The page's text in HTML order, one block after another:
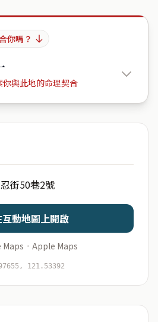
你嗎？
與此地的命理契合
大佳園
出生時辰
用於即時分析，不會儲存於伺服器
街50巷2號
動地圖上開啟
· Apple Maps
121.53392